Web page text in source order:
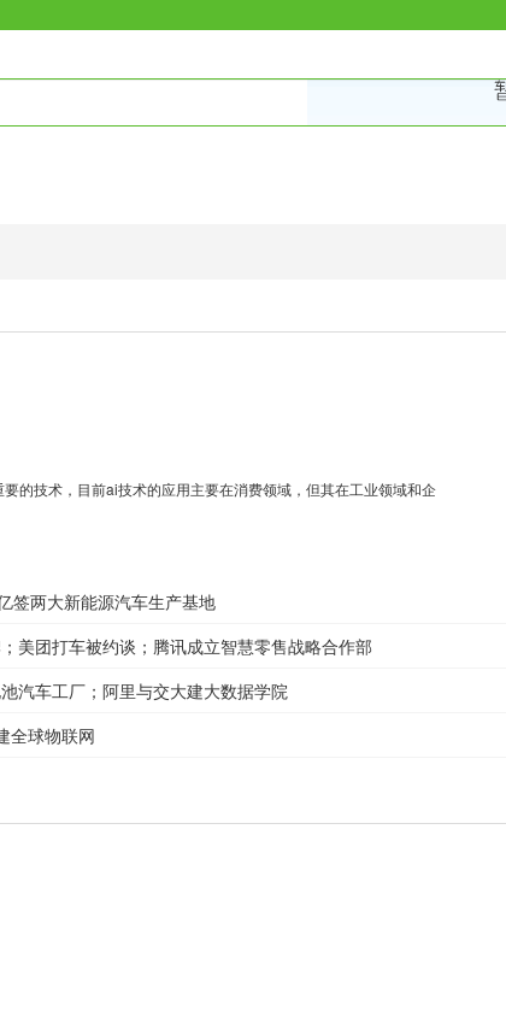
的技术，目前ai技术的应用主要在消费领域，但其在工业领域和企
签两大新能源汽车生产基地
美团打车被约谈；腾讯成立智慧零售战略合作部
汽车工厂；阿里与交大建大数据学院
全球物联网